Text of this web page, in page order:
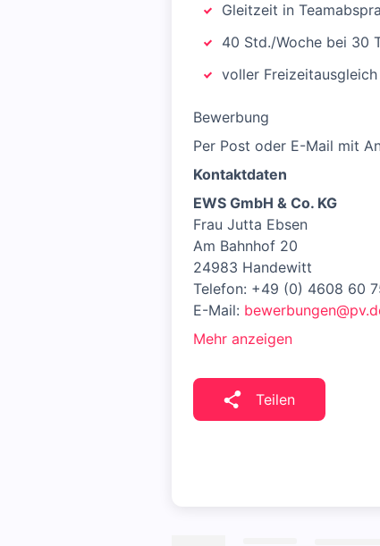
Gleitzeit in
40 Std./Woche bei 30
voller
Bewerbung
Per Post oder E-Mail mit
Kontaktdaten
EWS GmbH & Co. KG
Frau Jutta Ebsen
Am Bahnhof 20
24983 Handewitt
Telefon: +49 (0) 4608 60
E-Mail:
Mehr anzeigen
Teilen